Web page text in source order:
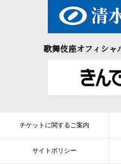
歌舞伎座オフィシャ
チケットに関するご案内
サイトポリシー